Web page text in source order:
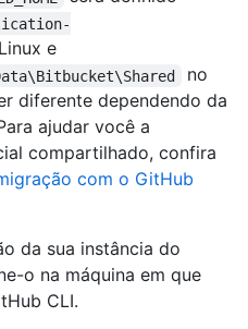
e
no
diferente dependendo da
ajudar você a
compartilhado, confira
com o GitHub
da sua instância do
o na máquina em que
CLI.